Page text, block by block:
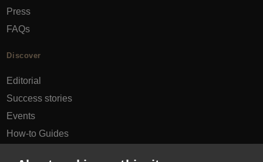
Press
FAQs
Discover
Editorial
Success stories
Events
How-to Guides